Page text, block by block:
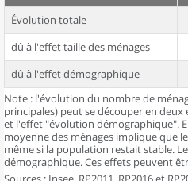
Évolution totale
dû à l'effet taille des ménages
dû à l'effet démographique
Note : l'évolution du nombre de
principales) peut se découper en
et l'effet "évolution démographique".
moyenne des ménages implique que
même si la population restait stable.
démographique. Ces effets peuvent